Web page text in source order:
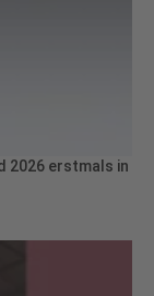
2026 erstmals in